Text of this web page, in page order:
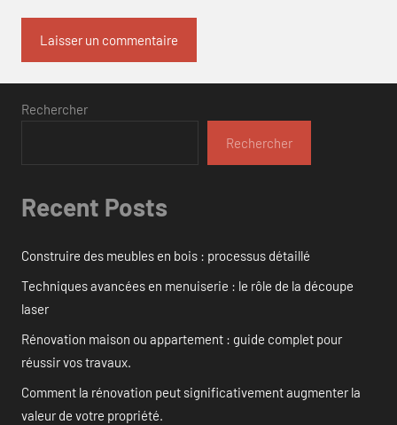
Rechercher
Rechercher
Recent Posts
Construire des meubles en bois : processus détaillé
Techniques avancées en menuiserie : le rôle de la découpe
laser
Rénovation maison ou appartement : guide complet pour
réussir vos travaux.
Comment la rénovation peut significativement augmenter la
valeur de votre propriété.